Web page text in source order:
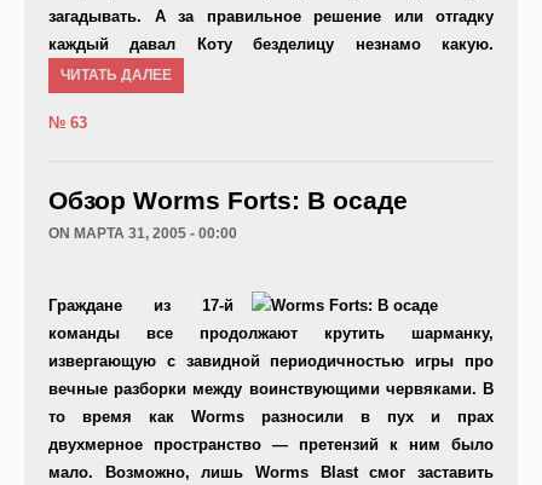
загадывать. А за правильное решение или отгадку
каждый давал Коту безделицу незнамо какую.
ЧИТАТЬ ДАЛЕЕ
№ 63
Обзор Worms Forts: В осаде
ON МАРТА 31, 2005 - 00:00
Граждане из 17-й
команды все продолжают крутить шарманку,
извергающую с завидной периодичностью игры про
вечные разборки между воинствующими червяками. В
то время как Worms разносили в пух и прах
двухмерное пространство — претензий к ним было
мало. Возможно, лишь Worms Blast смог заставить